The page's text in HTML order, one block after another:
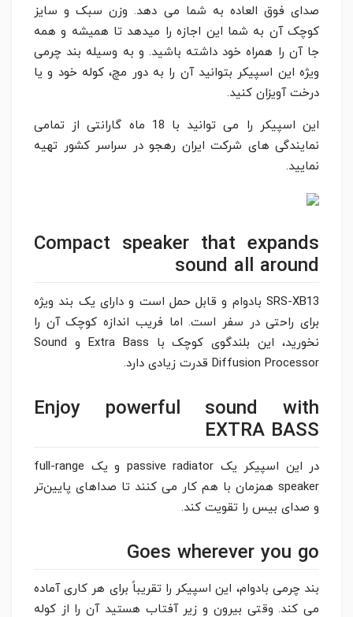
صدای فوق العاده به شما می دهد. وزن سبک و سایز
کوچک آن به شما این اجازه را میدهد تا همیشه و همه
جا آن را همراه خود داشته باشید. و به وسیله بند چرمی
ویژه این اسپیکر بتوانید آن را به دور مچ، کوله خود و یا
درخت آویزان کنید.
این اسپیکر را می توانید با 18 ماه گارانتی از تمامی
نمایندگی های شرکت ایران رهجو در سراسر کشور تهیه
نمایید.
Compact speaker that expands
sound all around
SRS-XB13 بادوام و قابل حمل است و دارای یک بند ویژه
برای راحتی در سفر است. اما فریب اندازه کوچک آن را
نخورید، این بلندگوی کوچک با Extra Bass و Sound
Diffusion Processor قدرت زیادی دارد.
Enjoy powerful sound with
EXTRA BASS
در این اسپیکر یک passive radiator و یک full-range
speaker همزمان با هم کار می کنند تا صداهای پایین‌تر
و صدای بیس را تقویت کند.
Goes wherever you go
بند چرمی بادوام، این اسپیکر را تقریباً برای هر کاری آماده
می کند. وقتی بیرون و زیر آفتاب هستید آن را از کوله